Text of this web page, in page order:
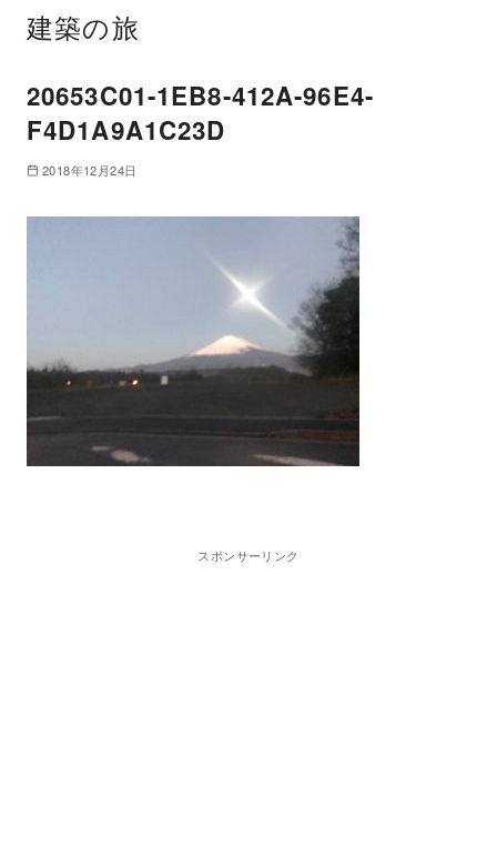
建築の旅
20653C01-1EB8-412A-96E4-
F4D1A9A1C23D
2018年12月24日
スポンサーリンク